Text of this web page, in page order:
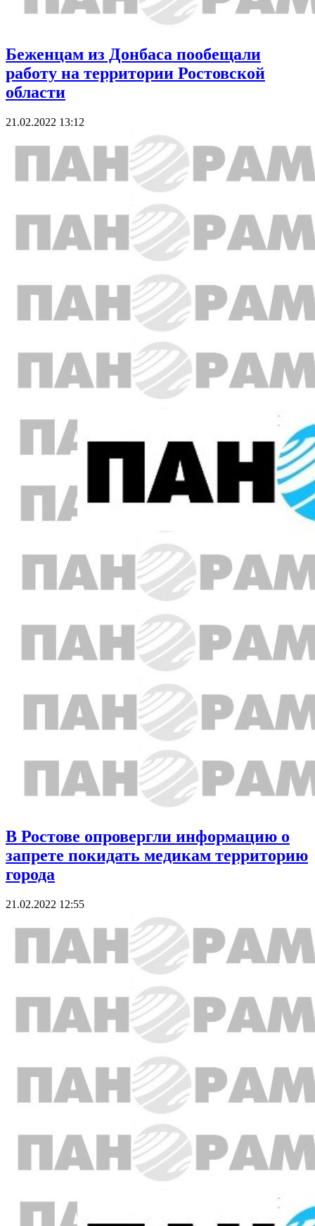
Беженцам из Донбаса пообещали
работу на территории Ростовской
области
21.02.2022 13:12
В Ростове опровергли информацию о
запрете покидать медикам территорию
города
21.02.2022 12:55